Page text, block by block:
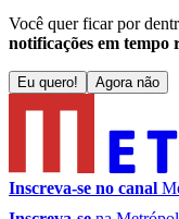
Você quer ficar por
notificações em tempo
Eu quero! Agora não
Inscreva-se no canal